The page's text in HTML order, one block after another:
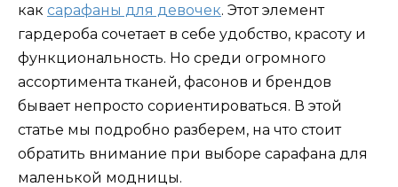
как сарафаны для девочек. Этот элемент
гардероба сочетает в себе удобство, красоту и
функциональность. Но среди огромного
ассортимента тканей, фасонов и брендов
бывает непросто сориентироваться. В этой
статье мы подробно разберем, на что стоит
обратить внимание при выборе сарафана для
маленькой модницы.